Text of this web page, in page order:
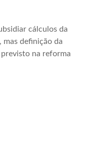
cálculos da
mas definição da
na reforma